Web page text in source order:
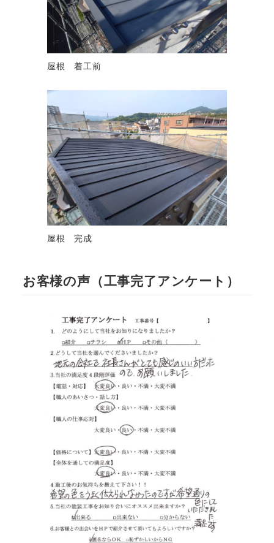
屋根 着工前
屋根 完成
お客様の声（工事完了アンケート）